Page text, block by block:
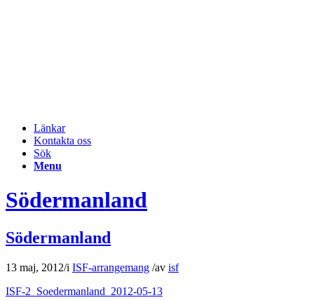
Länkar
Kontakta oss
Sök
Menu
Södermanland
Södermanland
13 maj, 2012/i ISF-arrangemang /av isf
ISF-2_Soedermanland_2012-05-13